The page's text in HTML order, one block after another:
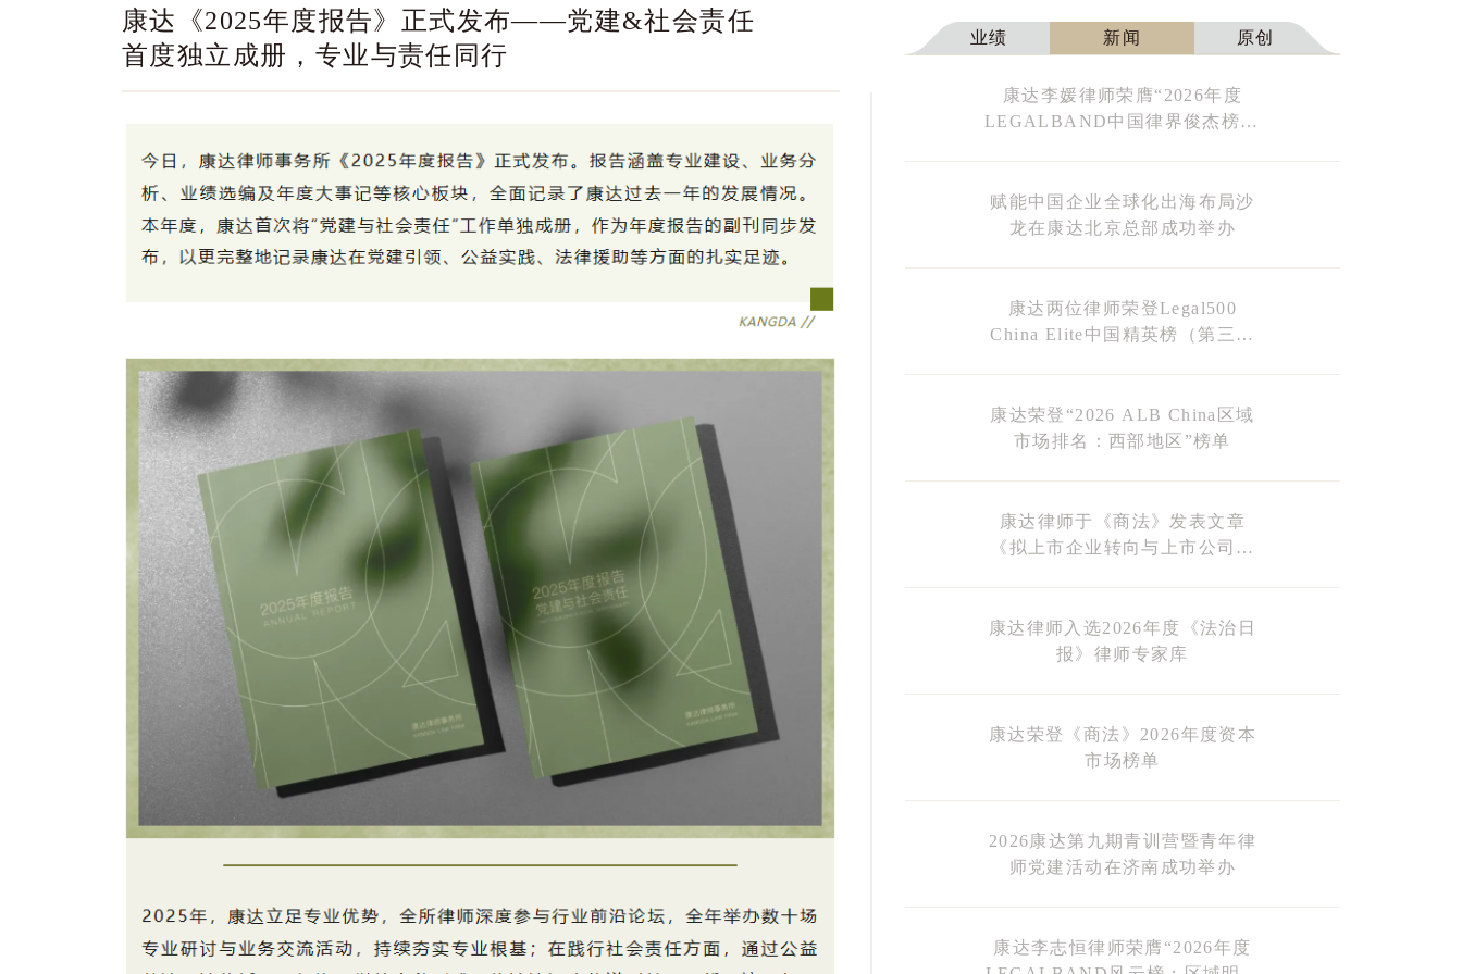
康达《2025年度报告》正式发布——党建&社会责任
首度独立成册，专业与责任同行
业绩 新闻 原创
康达李媛律师荣膺“2026年度
LEGALBAND中国律界俊杰榜30
赋能中国企业全球化出海布局沙
龙在康达北京总部成功举办
康达两位律师荣登Legal500
China Elite中国精英榜（第三期
康达荣登“2026 ALB China区域
市场排名：西部地区”榜单
康达律师于《商法》发表文章
《拟上市企业转向与上市公司并
康达律师入选2026年度《法治日
报》律师专家库
康达荣登《商法》2026年度资本
市场榜单
2026康达第九期青训营暨青年律
师党建活动在济南成功举办
康达李志恒律师荣膺“2026年度